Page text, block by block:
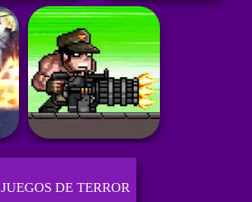
JUEGOS DE TERROR